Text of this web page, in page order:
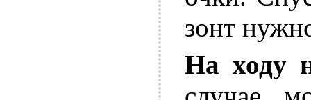
зонт
На ходу